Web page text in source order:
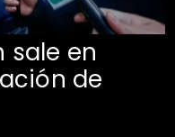
sale en
de